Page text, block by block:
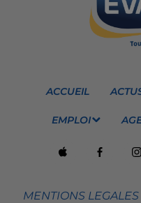
ACCUEIL
EMPLOI
MENTIONS LEGALES